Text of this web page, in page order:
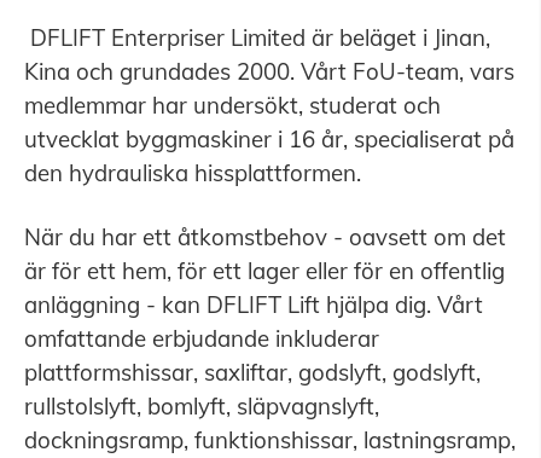
DFLIFT Enterpriser Limited är beläget i Jinan,
Kina och grundades 2000. Vårt FoU-team, vars
medlemmar har undersökt, studerat och
utvecklat byggmaskiner i 16 år, specialiserat på
den hydrauliska hissplattformen.
När du har ett åtkomstbehov - oavsett om det
är för ett hem, för ett lager eller för en offentlig
anläggning - kan DFLIFT Lift hjälpa dig. Vårt
omfattande erbjudande inkluderar
plattformshissar, saxliftar, godslyft, godslyft,
rullstolslyft, bomlyft, släpvagnslyft,
dockningsramp, funktionshissar, lastningsramp,